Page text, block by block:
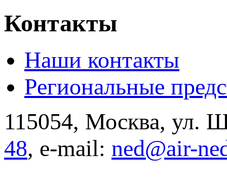
Контакты
Наши контакты
Региональные
115054, Москва, ул.
48, e-mail: ned@air-